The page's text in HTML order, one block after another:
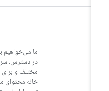
ما می‌خواهیم به
در دسترس، سریع و
مختلف و برای همه
خانه محتوای ما